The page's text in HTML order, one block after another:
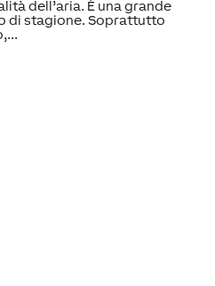
dell’aria. È una grande
di stagione. Soprattutto